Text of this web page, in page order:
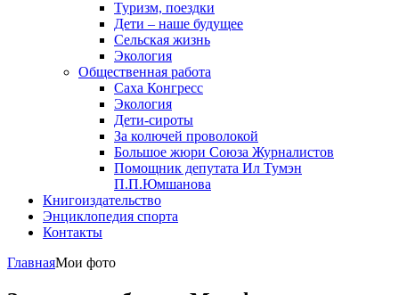
Туризм, поездки
Дети – наше будущее
Сельская жизнь
Экология
Общественная работа
Саха Конгресс
Экология
Дети-сироты
За колючей проволокой
Большое жюри Союза Журналистов
Помощник депутата Ил Тумэн
П.П.Юмшанова
Книгоиздательство
Энциклопедия спорта
Контакты
ГлавнаяМои фото